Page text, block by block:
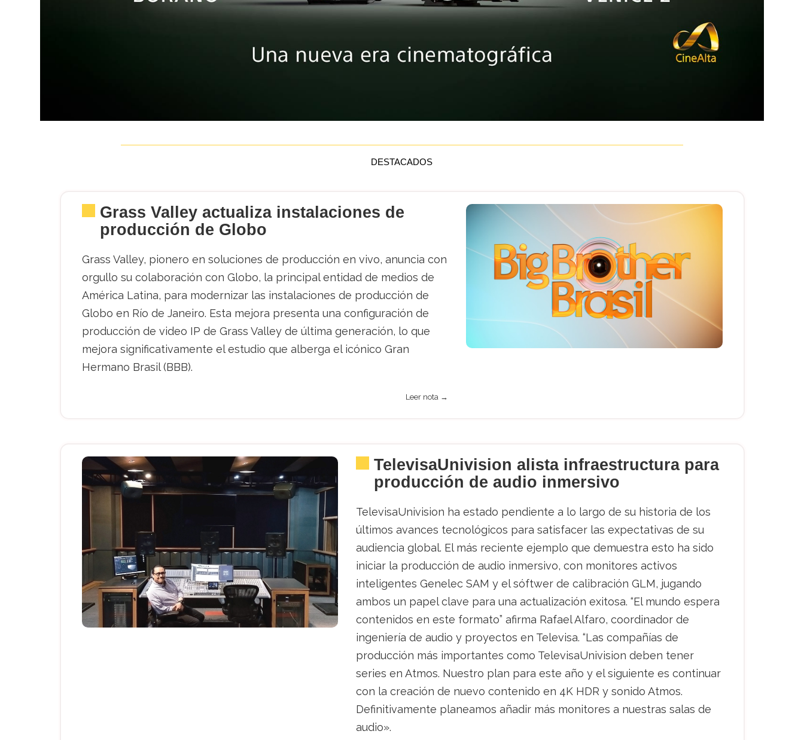
DESTACADOS
Grass Valley actualiza instalaciones de
producción de Globo
Grass Valley, pionero en soluciones de producción en vivo, anuncia con
orgullo su colaboración con Globo, la principal entidad de medios de
América Latina, para modernizar las instalaciones de producción de
Globo en Río de Janeiro. Esta mejora presenta una configuración de
producción de video IP de Grass Valley de última generación, lo que
mejora significativamente el estudio que alberga el icónico Gran
Hermano Brasil (BBB).
Leer nota →
TelevisaUnivision alista infraestructura para
producción de audio inmersivo
TelevisaUnivision ha estado pendiente a lo largo de su historia de los
últimos avances tecnológicos para satisfacer las expectativas de su
audiencia global. El más reciente ejemplo que demuestra esto ha sido
iniciar la producción de audio inmersivo, con monitores activos
inteligentes Genelec SAM y el sóftwer de calibración GLM, jugando
ambos un papel clave para una actualización exitosa. “El mundo espera
contenidos en este formato” afirma Rafael Alfaro, coordinador de
ingeniería de audio y proyectos en Televisa. “Las compañías de
producción más importantes como TelevisaUnivision deben tener
series en Atmos. Nuestro plan para este año y el siguiente es continuar
con la creación de nuevo contenido en 4K HDR y sonido Atmos.
Definitivamente planeamos añadir más monitores a nuestras salas de
audio».